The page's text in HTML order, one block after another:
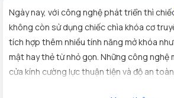
Ngày nay, với công nghệ phát triển thì
không còn sử dụng chiếc chìa khóa cơ
tích hợp thêm nhiều tính năng mở khóa
mật hay thẻ từ nhỏ gọn. Những công nghệ
cửa kính cường lực thuận tiện và độ an